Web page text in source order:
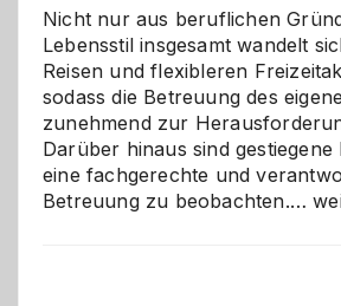
Nicht nur aus beruflichen
Lebensstil insgesamt wandelt
Reisen und flexibleren
sodass die Betreuung des
zunehmend zur
Darüber hinaus sind
eine fachgerechte und
Betreuung zu beobachten.…